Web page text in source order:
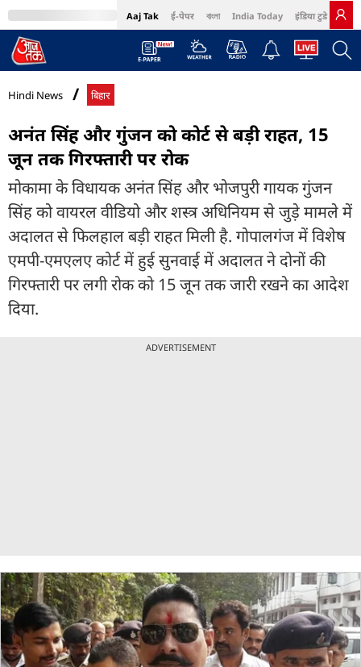
Aaj Tak ई-पेपर বাংলা India Today इंडिया टुडे हिंदी
MumbaiTak Cosmopolitan Harper's Bazaar Northeast
Hindi News बिहार
अनंत सिंह और गुंजन को कोर्ट से बड़ी राहत, 15
जून तक गिरफ्तारी पर रोक
मोकामा के विधायक अनंत सिंह और भोजपुरी गायक गुंजन
सिंह को वायरल वीडियो और शस्त्र अधिनियम से जुड़े मामले में
अदालत से फिलहाल बड़ी राहत मिली है. गोपालगंज में विशेष
एमपी-एमएलए कोर्ट में हुई सुनवाई में अदालत ने दोनों की
गिरफ्तारी पर लगी रोक को 15 जून तक जारी रखने का आदेश
दिया.
ADVERTISEMENT